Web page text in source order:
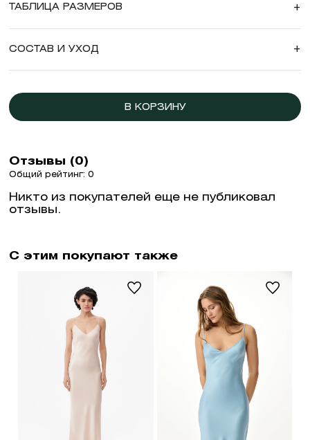
ТАБЛИЦА РАЗМЕРОВ +
СОСТАВ И УХОД +
В КОРЗИНУ
Отзывы (0)
Общий рейтинг: 0
Никто из покупателей еще не публиковал
отзывы.
С этим покупают также